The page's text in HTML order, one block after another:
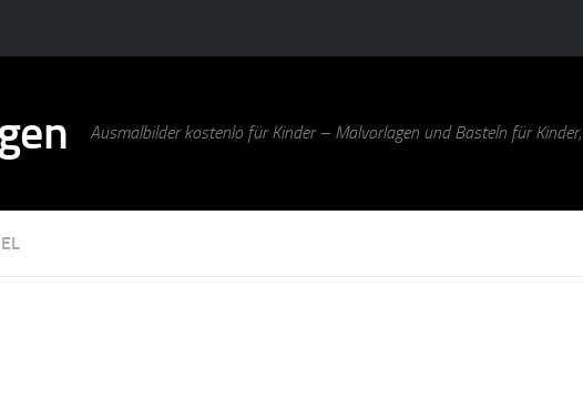
Ausmalbilder kostenlo für Kinder – Malvorlagen und Basteln für Kinder,